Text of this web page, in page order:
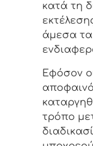
κατά τη
άμεσα τα
Εφόσον
τρόπο